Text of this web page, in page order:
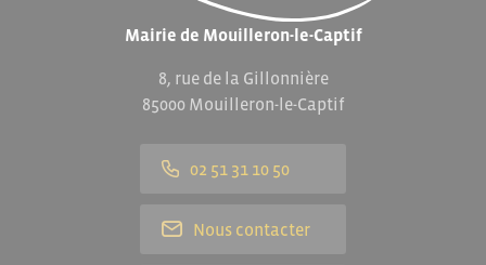
Mairie de Mouilleron-le-Captif
8, rue de la Gillonnière
85000 Mouilleron-le-Captif
02 51 31 10 50
Nous contacter